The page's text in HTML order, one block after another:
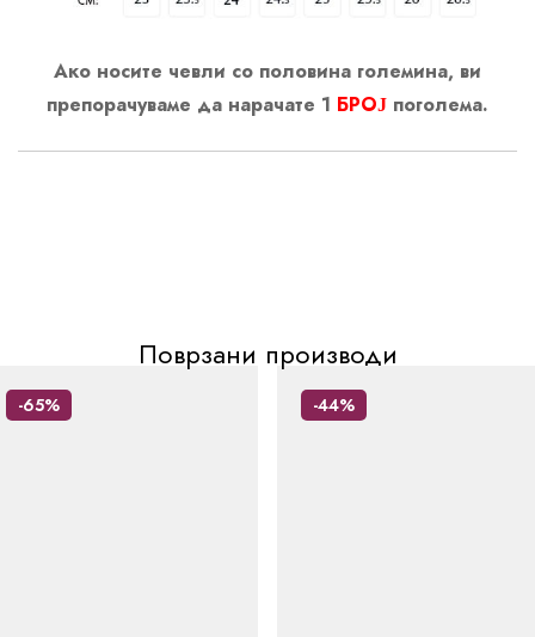
Ако носите чевли со половина големина, ви
препорачуваме да нарачате 1 БРОЈ поголема.
Поврзани производи
-65% -44%